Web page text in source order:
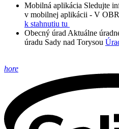
Mobilná aplikácia Sledujte
v mobilnej aplikácii - V
k stahnutiu tu
Obecný úrad Aktuálne
úradu Sady nad Torysou
hore